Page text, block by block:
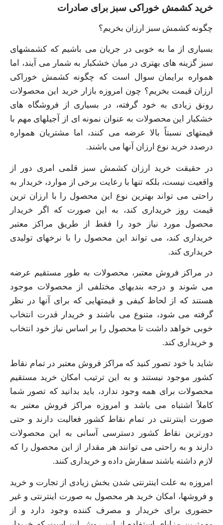
خرید کشمش خوراکی سبز برای صادرات
چگونه کشمش سبز ارزان بخریم؟
بسیاری از ما به خوبی در جریان می باشیم که کشمشهای
سبز گزینه های بهتری در میان خشکبار به شمار می‌ آیند، اما
همواره برایمان سوال است که چگونه کشمش خوراکی
ارزان قیمت بخریم؟ چون امروزه بازار خرید این محصولات
رونق زیادی به خود گرفته، در بسیاری از فروشگاه‌ های
خشکبار این محصولات به‌ عنوان نمونه‌ ای از آجیلهای مهم با
قیمتهای نسبتاً بالا عرضه می‌ کنند، اما مشتریان همواره
درصدد خرید نوع ارزان آنها می باشند.
در حقیقت خرید ارزان کشمش سبز قلمی امری دور از
واقعیت نیست، بلکه تنها با رعایت برخی از موارد، خریدار به
راحتی می‌ تواند بهترین نوع این محصول را با ارزان ترین
قیمت روز خریداری کند، به این صورت که اگر خریدار
محصول مورد نیاز خود را فقط از طریق مراکز معتبر
خریداری کند، می تواند این محصول را با نرخهای تولیدی
خریداری کند.
در مراکز فروش معتبر، محصولات به طور مستقیم عرضه
می شوند و درجه بندیهای مختلفی از محصولات موجود
هستند که از لحاظ کیفی و قیمتهایی که برای آنها در نظر
گرفته می‌ شود، متنوع می باشند و خریدار قدرت انتخاب
خوبی خواهد داشت تا محصول را بر اساس نیاز خود انتخاب
و خریداری کند.
شاید با خود تصور کنید که مراکز فروش معتبر در تمام نقاط
کشور موجود نیستند و به این ترتیب امکان خرید مستقیم
محصولات برای همه وجود ندارد، باید بدانید که تصور شما
کاملاً اشتباه می باشد و امروزه مراکز فروش معتبر به
صورت اینترنتی در تمام نقاط کشور فعالیت دارند و حتی
دورترین نقاط کشور دسترسی آسانی به این محصولات
دارند و به راحتی می‌ توانند هر مقدار از این محصول را که
لازم داشته باشند سفارش داده و خریداری کنند.
امروزه به علت اینترنتی شدن بخش زیادی از تجارت و خرید
و فروشها، امکان خرید هر محصول به صورت اینترنتی و غیر
حضوری برای خریدار و مصرف کننده وجود دارد و از